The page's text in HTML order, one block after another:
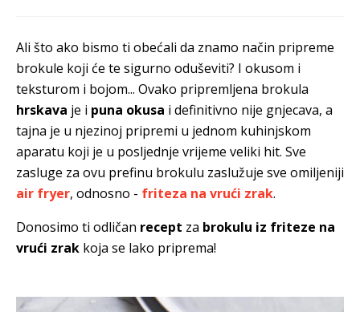
Ali što ako bismo ti obećali da znamo način pripreme
brokule koji će te sigurno oduševiti? I okusom i
teksturom i bojom... Ovako pripremljena brokula
hrskava je i puna okusa i definitivno nije gnjecava, a
tajna je u njezinoj pripremi u jednom kuhinjskom
aparatu koji je u posljednje vrijeme veliki hit. Sve
zasluge za ovu prefinu brokulu zaslužuje sve omiljeniji
air fryer, odnosno - friteza na vrući zrak.
Donosimo ti odličan recept za brokulu iz friteze na
vrući zrak koja se lako priprema!